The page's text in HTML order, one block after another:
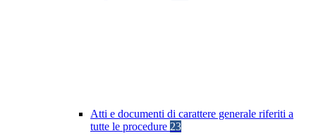
Atti e documenti di carattere generale riferiti a
tutte le procedure 23